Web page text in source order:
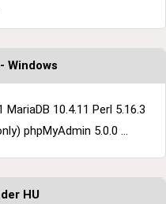
Windows
MariaDB 10.4.11 Perl 5.16.3
phpMyAdmin 5.0.0 ...
HU